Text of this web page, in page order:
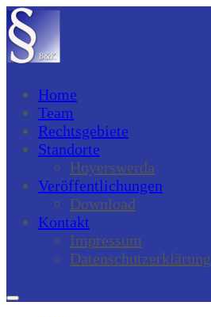
Home
Team
Rechtsgebiete
Standorte
Hoyerswerda
Veröffentlichungen
Download
Kontakt
Impressum
Datenschutzerklärung